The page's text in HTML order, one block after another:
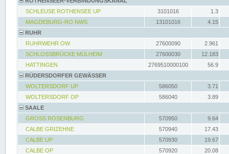
SCHLEUSE ROTHENSEE UP
3101016
1.3
MAGDEBURG-RO NWS
13101016
4.15
RUHR
RUHRWEHR OW
27600090
2.961
SCHLOSSBRÜCKE MÜLHEIM
27600030
12.183
HATTINGEN
2769510000100
56.9
RÜDERSDORFER GEWÄSSER
WOLTERSDORF UP
586050
3.71
WOLTERSDORF OP
586040
3.89
SAALE
GROSS ROSENBURG
570950
9.64
CALBE GRIZEHNE
570940
17.43
CALBE UP
570930
19.67
CALBE OP
570920
20.08